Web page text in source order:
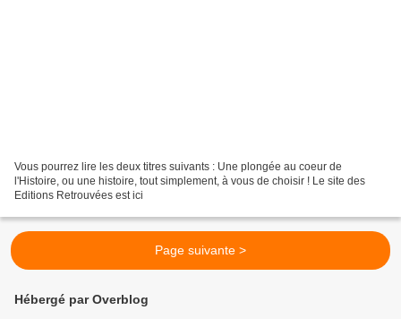
Vous pourrez lire les deux titres suivants : Une plongée au coeur de
l'Histoire, ou une histoire, tout simplement, à vous de choisir ! Le site des
Editions Retrouvées est ici
Page suivante >
Hébergé par Overblog